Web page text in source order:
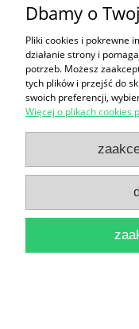
Od konspiracji do
[Dzieje Narodu i
Dbamy o
Pliki cookies i pokrewne
działanie strony i
potrzeb. Możesz
tych plików i przejść do
swoich preferencji,
Więcej o plikach cookies